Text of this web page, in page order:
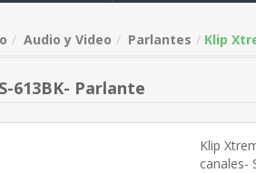
Audio y Video Parlantes Klip
613BK- Parlante
Klip
canales-